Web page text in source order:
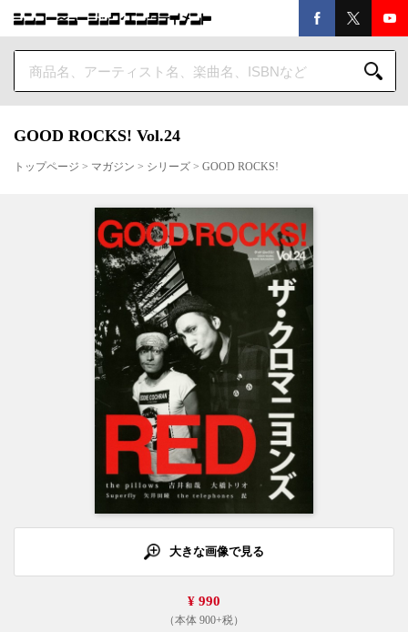
GOOD ROCKS! Vol.24
トップページ > マガジン > シリーズ > GOOD ROCKS!
大きな画像で見る
¥ 990
（本体 900+税）